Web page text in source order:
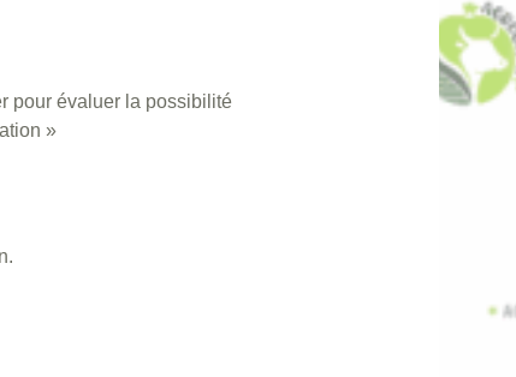
pour évaluer la possibilité
»